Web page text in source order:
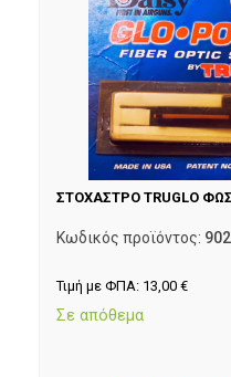
ΣΤΟΧΑΣΤΡΟ TRUGLO
Κωδικός προϊόντος:
Τιμή με ΦΠΑ: 13,00 €
Σε απόθεμα